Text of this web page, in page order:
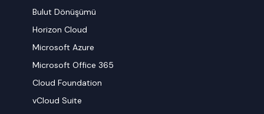
Bulut Dönüşümü
Horizon Cloud
Microsoft Azure
Microsoft Office 365
Cloud Foundation
vCloud Suite